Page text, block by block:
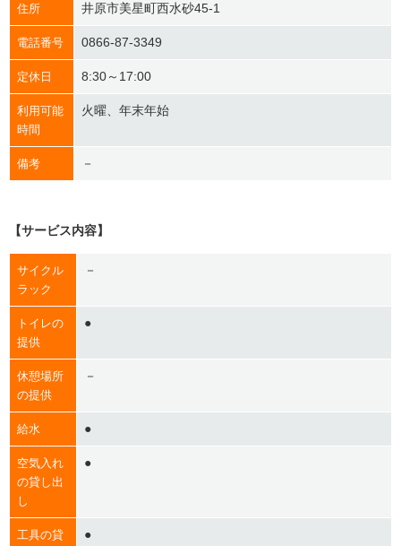
住所 井原市美星町西水砂45-1
電話番号 0866-87-3349
定休日 8:30～17:00
利用可能
時間
火曜、年末年始
備考 －
【サービス内容】
サイクル
ラック
－
トイレの
提供
●
休憩場所
の提供
－
給水 ●
空気入れ
の貸し出
し
●
工具の貸
●